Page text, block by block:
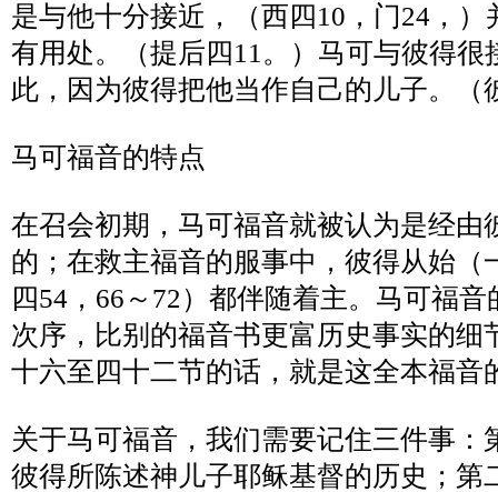
是与他十分接近，（西四 10 ，门24 ，
有用处。（提后四 11 。）马可与彼得很
此，因为彼得把他当作自己的儿子。（
马可福音的特点
在召会初期，马可福音就被认为是经由
的；在救主福音的服事中，彼得从始（
四54 ， 66 ～ 72）都伴随着主。马可福
次序，比别的福音书更富历史事实的细
十六至四十二节的话，就是这全本福音
关于马可福音，我们需要记住三件事：
彼得所陈述神儿子耶稣基督的历史；第